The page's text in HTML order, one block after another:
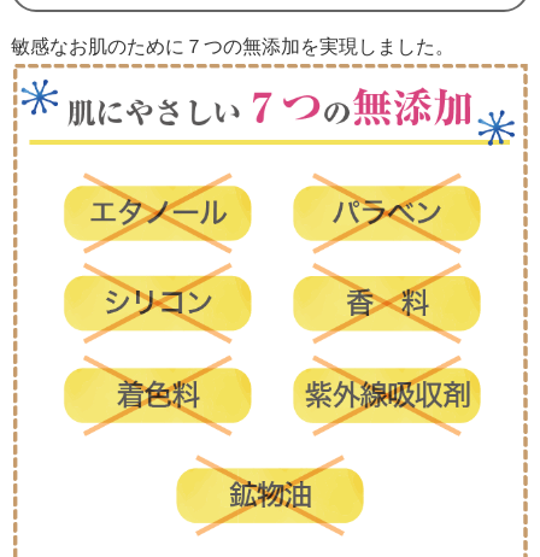
敏感なお肌のために７つの無添加を実現しました。